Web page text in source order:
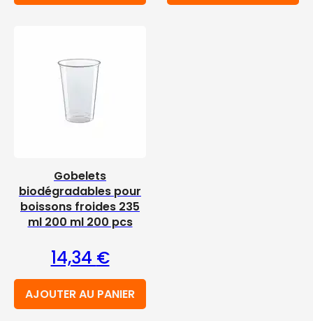
Gobelets
biodégradables pour
boissons froides 235
ml 200 ml 200 pcs
14,34 €
AJOUTER AU PANIER